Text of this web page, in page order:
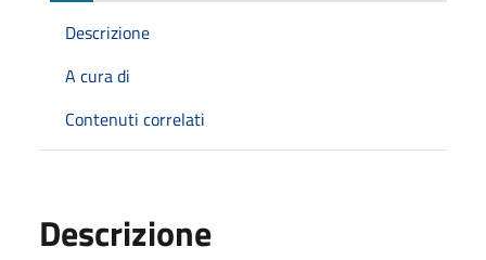
Descrizione
A cura di
Contenuti correlati
Descrizione